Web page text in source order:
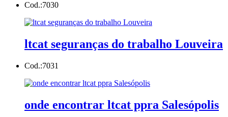
Cod.:7030
ltcat seguranças do trabalho Louveira
Cod.:7031
onde encontrar ltcat ppra Salesópolis